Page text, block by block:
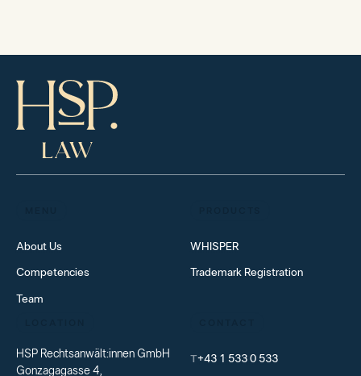
About Us
Competencies
Team
WHISPER
Trademark Registration
HSP Rechtsanwält:innen GmbH
Gonzagagasse 4,
T+43 1 533 0 533